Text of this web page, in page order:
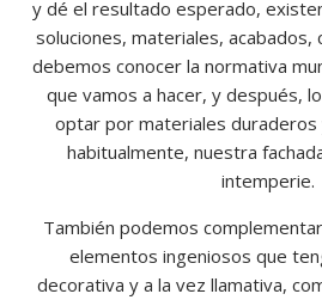
y dé el resultado esperado,
soluciones, materiales,
debemos conocer la normativa
que vamos a hacer, y después,
optar por materiales
habitualmente, nuestra
intemperie.
También podemos
elementos ingeniosos que
decorativa y a la vez llamativa,